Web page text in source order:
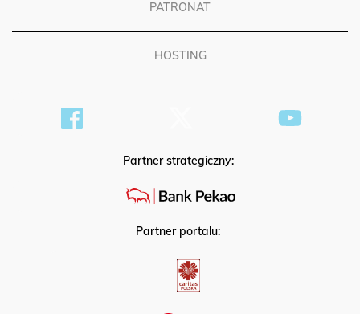
Partner strategiczny:
Partner portalu: